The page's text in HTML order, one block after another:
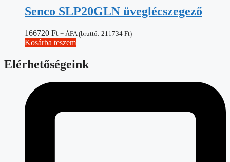
Senco SLP20GLN üveglécszegező
166720 Ft + ÁFA (bruttó: 211734 Ft)
Kosárba teszem
Elérhetőségeink